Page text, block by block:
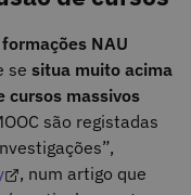
NAU
se situa muito acima
massivos
são registadas
, num artigo que